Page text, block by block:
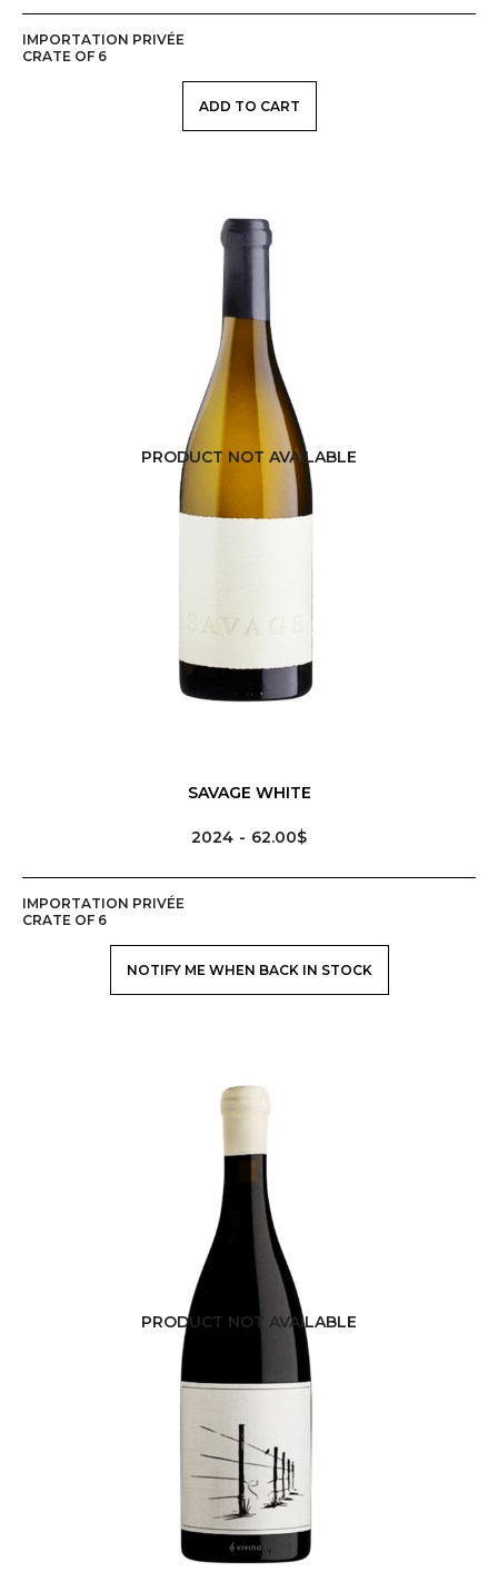
L'ÉQUIPE
CONTACT
LISTE IP
IMPORTATION PRIVÉE
CRATE OF 6
ADD TO CART
PRODUCT NOT AVAILABLE
SAVAGE WHITE
2024 62.00$
IMPORTATION PRIVÉE
CRATE OF 6
NOTIFY ME WHEN BACK IN STOCK
PRODUCT NOT AVAILABLE